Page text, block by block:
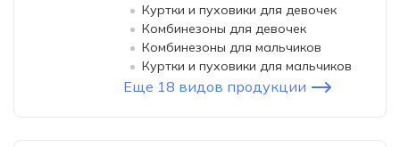
Куртки и пуховики для девочек
Комбинезоны для девочек
Комбинезоны для мальчиков
Куртки и пуховики для мальчиков
Еще 18 видов продукции